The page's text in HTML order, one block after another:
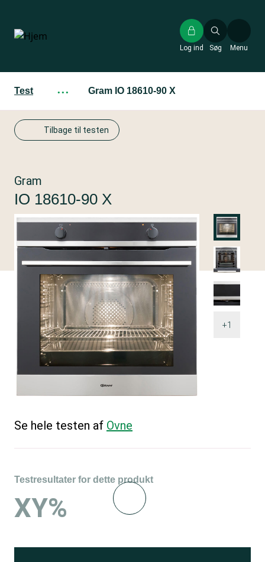
hovedindhold
Søg
Log ind Menu
Test ··· Gram IO 18610-90 X
Tilbage til testen
+1
Gram
IO 18610-90 X
Se hele testen af Ovne
Testresultater for dette produkt
XY%